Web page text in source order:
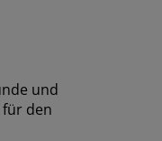
und
den